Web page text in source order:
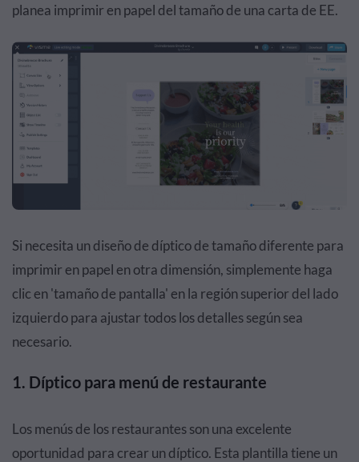
planea imprimir en papel del tamaño de una carta de EE.
Si necesita un diseño de díptico de tamaño diferente para
imprimir en papel en otra dimensión, simplemente haga
clic en 'tamaño de pantalla' en la región superior del lado
izquierdo para ajustar todos los detalles según sea
necesario.
1. Díptico para menú de restaurante
Los menús de los restaurantes son una excelente
oportunidad para crear un díptico. Esta plantilla tiene un